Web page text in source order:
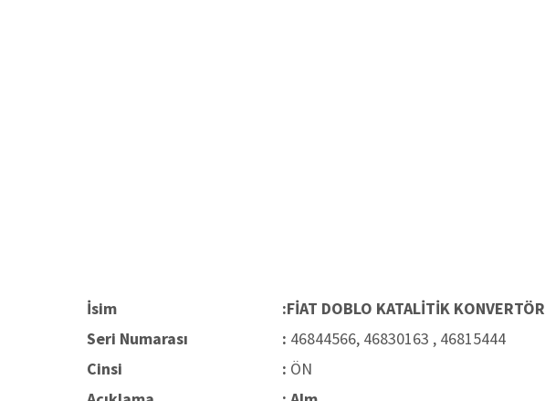
İsim :FİAT DOBLO KATALİTİK KONVERTÖR
Seri Numarası
: 46844566, 46830163 , 46815444
Cinsi
: ÖN